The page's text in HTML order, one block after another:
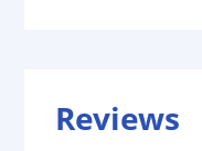
Reviews